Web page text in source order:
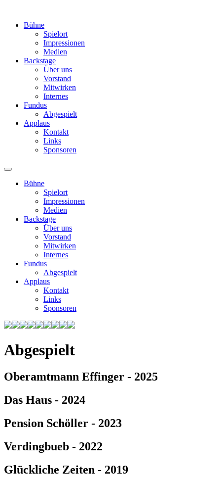
Bühne
Spielort
Impressionen
Medien
Backstage
Über uns
Vorstand
Mitwirken
Internes
Fundus
Abgespielt
Applaus
Kontakt
Links
Sponsoren
Bühne
Spielort
Impressionen
Medien
Backstage
Über uns
Vorstand
Mitwirken
Internes
Fundus
Abgespielt
Applaus
Kontakt
Links
Sponsoren
Abgespielt
Oberamtmann Effinger - 2025
Das Haus - 2024
Pension Schöller - 2023
Verdingbueb - 2022
Glückliche Zeiten - 2019